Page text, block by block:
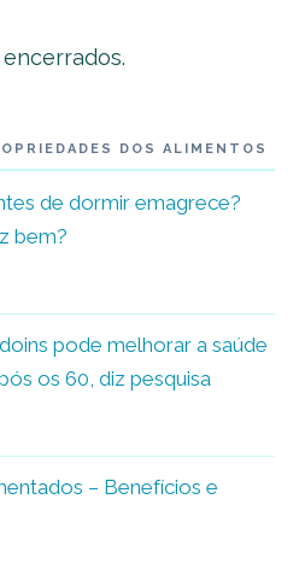
DOS ALIMENTOS
de dormir emagrece?
bem?
pode melhorar a saúde
os 60, diz pesquisa
– Benefícios e